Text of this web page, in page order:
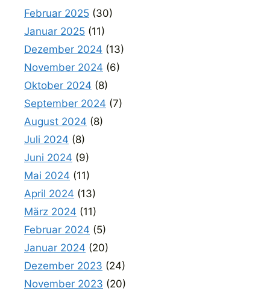
Februar 2025 (30)
Januar 2025 (11)
Dezember 2024 (13)
November 2024 (6)
Oktober 2024 (8)
September 2024 (7)
August 2024 (8)
Juli 2024 (8)
Juni 2024 (9)
Mai 2024 (11)
April 2024 (13)
März 2024 (11)
Februar 2024 (5)
Januar 2024 (20)
Dezember 2023 (24)
November 2023 (20)